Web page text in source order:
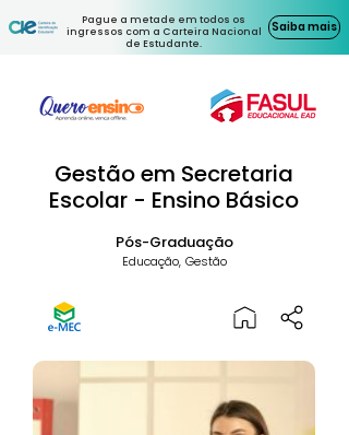
Pague a metade em todos os
ingressos com a Carteira Nacional
de Estudante.
Saiba mais
Gestão em Secretaria
Escolar - Ensino Básico
Pós-Graduação
Educação, Gestão